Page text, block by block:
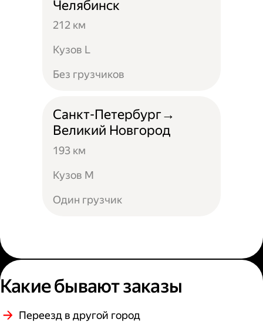
Челябинск
212 км
Кузов L
Без грузчиков
Санкт-Петербург→
Великий Новгород
193 км
Кузов М
Один грузчик
Какие бывают заказы
Переезд в другой город